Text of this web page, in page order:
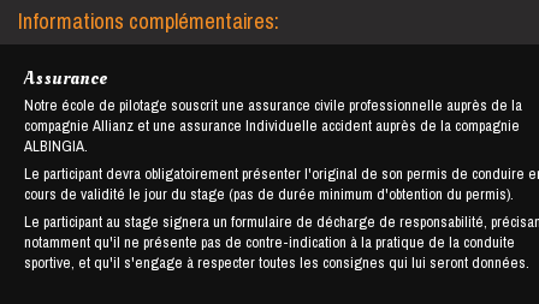
Informations complémentaires:
Assurance
Notre école de pilotage souscrit une assurance civile professionnelle auprès de la
compagnie Allianz et une assurance Individuelle accident auprès de la compagnie
ALBINGIA.
Le participant devra obligatoirement présenter l'original de son permis de conduire
cours de validité le jour du stage (pas de durée minimum d'obtention du permis).
Le participant au stage signera un formulaire de décharge de responsabilité,
notamment qu'il ne présente pas de contre-indication à la pratique de la conduite
sportive, et qu'il s'engage à respecter toutes les consignes qui lui seront données.